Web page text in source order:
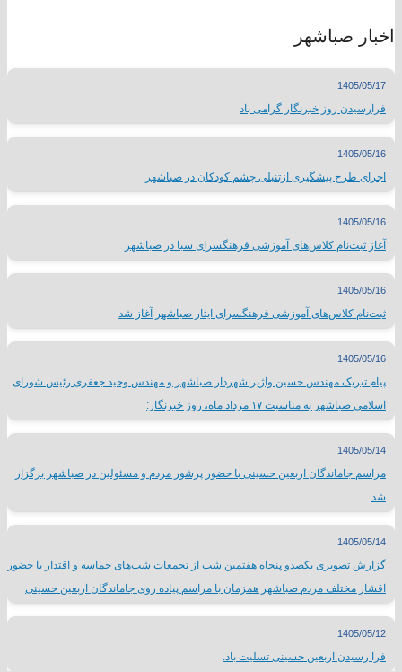
اخبار صباشهر
1405/05/17
فرارسیدن روز خبرنگار گرامی باد
1405/05/16
اجرای طرح پیشگیری ازتنبلی چشم کودکان در صباشهر
1405/05/16
آغاز ثبت‌نام کلاس‌های آموزشی فرهنگسرای سبا در صباشهر
1405/05/16
ثبت‌نام کلاس‌های آموزشی فرهنگسرای ایثار صباشهر آغاز شد
1405/05/16
پیام تبریک مهندس حسین واژیر شهردار صباشهر و مهندس وحید جعفری رئیس شورای
اسلامی صباشهر به مناسبت ۱۷ مرداد ماه، روز خبرنگار:
1405/05/14
مراسم جاماندگان اربعین حسینی با حضور پرشور مردم و مسئولین در صباشهر برگزار
شد
1405/05/14
گزارش تصویری یکصدو پنجاه هفتمین شب از تجمعات شب‌های حماسه و اقتدار با حضور
اقشار مختلف مردم صباشهر همزمان با مراسم پیاده روی جاماندگان اربعین حسینی
1405/05/12
فرا رسیدن اربعین حسینی تسلیت باد.